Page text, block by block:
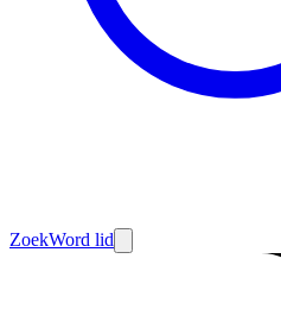
ZoekWord lid